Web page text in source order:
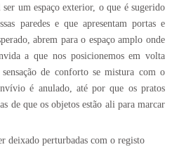
um espaço exterior, o que é sugerido
paredes e que apresentam portas e
abrem para o espaço amplo onde
a que nos posicionemos em volta
de conforto se mistura com o
é anulado, até por que os pratos
de que os objetos estão ali para marcar
deixado perturbadas com o registo